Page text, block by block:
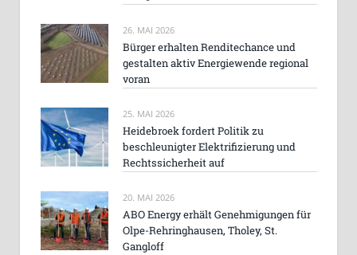
26. MAI 2026
Bürger erhalten Renditechance und
gestalten aktiv Energiewende regional
voran
25. MAI 2026
Heidebroek fordert Politik zu
beschleunigter Elektrifizierung und
Rechtssicherheit auf
20. MAI 2026
ABO Energy erhält Genehmigungen für
Olpe-Rehringhausen, Tholey, St.
Gangloff